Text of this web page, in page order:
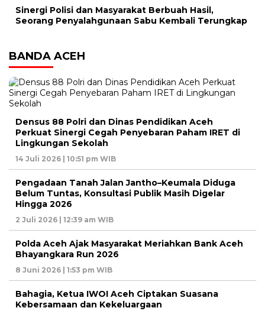
Sinergi Polisi dan Masyarakat Berbuah Hasil,
Seorang Penyalahgunaan Sabu Kembali Terungkap
BANDA ACEH
Densus 88 Polri dan Dinas Pendidikan Aceh
Perkuat Sinergi Cegah Penyebaran Paham IRET di
Lingkungan Sekolah
14 Juli 2026 | 10:51 pm WIB
Pengadaan Tanah Jalan Jantho–Keumala Diduga
Belum Tuntas, Konsultasi Publik Masih Digelar
Hingga 2026
2 Juli 2026 | 12:39 am WIB
Polda Aceh Ajak Masyarakat Meriahkan Bank Aceh
Bhayangkara Run 2026
8 Juni 2026 | 1:53 pm WIB
Bahagia, Ketua IWOI Aceh Ciptakan Suasana
Kebersamaan dan Kekeluargaan